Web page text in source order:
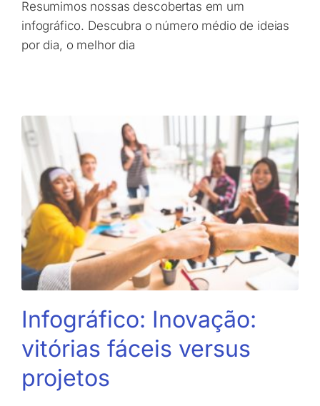
Resumimos nossas descobertas em um
infográfico. Descubra o número médio de ideias
por dia, o melhor dia
Infográfico: Inovação:
vitórias fáceis versus
projetos